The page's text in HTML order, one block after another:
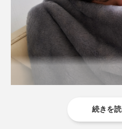
本品は、シングル毛布の幅は
足元の冷え対策やソファでの
柔らかい毛並みをつくるため
続きを